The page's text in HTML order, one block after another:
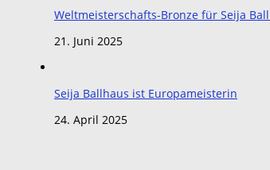
Weltmeisterschafts-Bronze für Seija
21. Juni 2025
Seija Ballhaus ist Europameisterin
24. April 2025